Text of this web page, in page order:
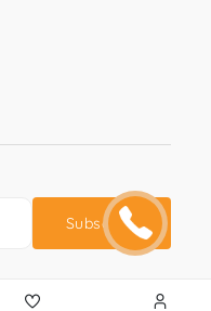
Subscribe